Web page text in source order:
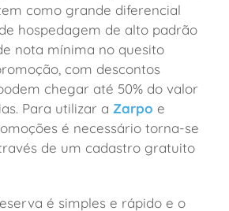
tem como grande diferencial
hospedagem de alto padrão
nota mínima no quesito
com descontos
chegar até 50% do valor
Para utilizar a Zarpo e
é necessário torna-se
de um cadastro gratuito
é simples e rápido e o